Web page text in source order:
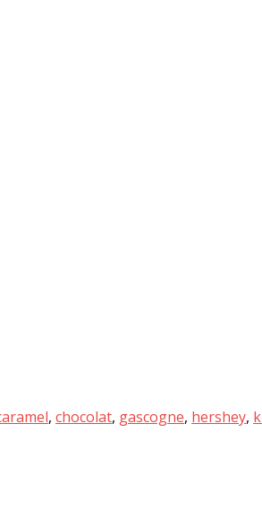
, chocolat, gascogne, hershey,